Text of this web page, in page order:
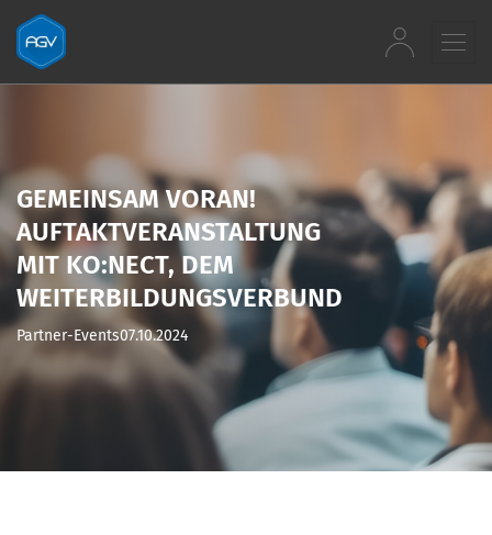
Zum Inhalt springen
GEMEINSAM VORAN!
AUFTAKTVERANSTALTUNG
MIT KO:NECT, DEM
WEITERBILDUNGSVERBUND
Partner-Events07.10.2024